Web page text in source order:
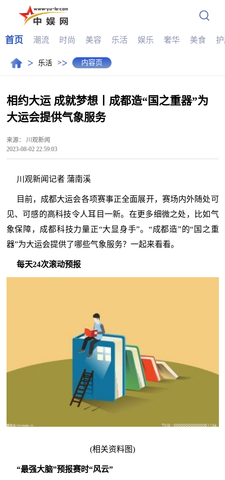
首页 潮流 时尚 美容 乐活 娱乐 奢华 美食
> 乐活 >> 内容页
相约大运 成就梦想丨成都造“国之重器”为
大运会提供气象服务
来源：
川观新闻
2023-08-02 22:59:03
川观新闻记者 蒲南溪
目前，成都大运会各项赛事正全面展开，赛场内外随处可
见、可感的高科技令人耳目一新。在更多细微之处，比如气
象保障，成都科技力量正“大显身手”。“成都造”的“国之重
器”为大运会提供了哪些气象服务？一起来看看。
每天24次滚动预报
(相关资料图)
“最强大脑”预报赛时“风云”